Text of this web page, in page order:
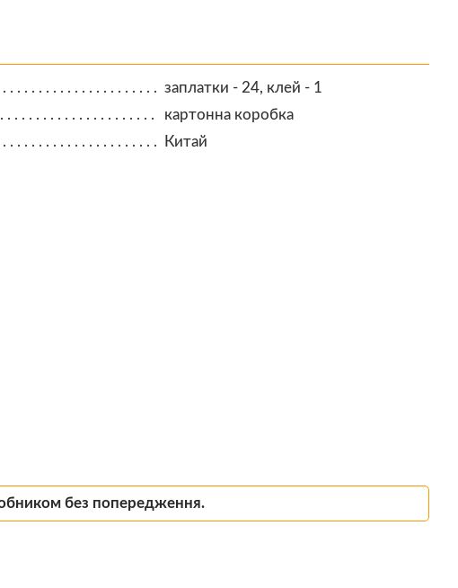
заплатки - 24, клей - 1
картонна коробка
Китай
без попередження.